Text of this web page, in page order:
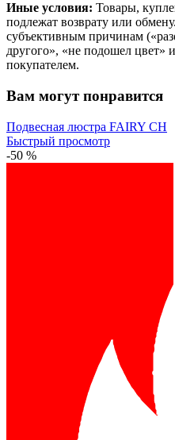
Иные условия: Товары,
подлежат возврату или
субъективным причинам
другого», «не подошел цвет»
покупателем.
Вам могут понравится
Подвесная люстра FAIRY CH
Быстрый просмотр
-50 %